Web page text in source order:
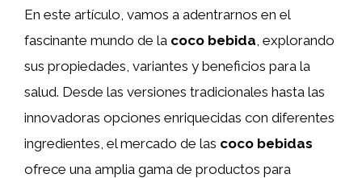
En este artículo, vamos a adentrarnos en el
fascinante mundo de la coco bebida , explorando
sus propiedades, variantes y beneficios para la
salud. Desde las versiones tradicionales hasta las
innovadoras opciones enriquecidas con diferentes
ingredientes, el mercado de las coco bebidas
ofrece una amplia gama de productos para